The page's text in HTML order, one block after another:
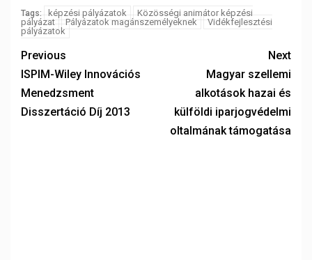
Tags: képzési pályázatok
Közösségi animátor képzési
pályázat
Pályázatok magánszemélyeknek
Vidékfejlesztési
pályázatok
Previous
ISPIM-Wiley Innovációs
Menedzsment
Disszertáció Díj 2013
Next
Magyar szellemi
alkotások hazai és
külföldi iparjogvédelmi
oltalmának támogatása